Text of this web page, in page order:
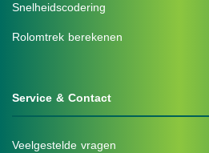
Snelheidscodering
Rolomtrek berekenen
Service & Contact
Veelgestelde vragen